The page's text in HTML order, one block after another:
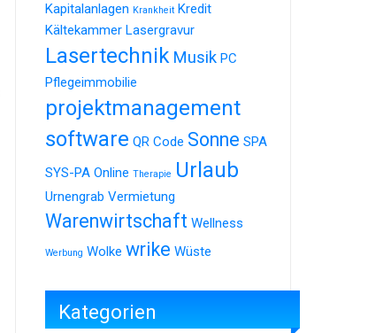
Kapitalanlagen Krankheit Kredit
Kältekammer Lasergravur
Lasertechnik Musik PC
Pflegeimmobilie
projektmanagement
software QR Code Sonne SPA
SYS-PA Online Therapie Urlaub
Urnengrab Vermietung
Warenwirtschaft Wellness
Werbung Wolke wrike Wüste
Kategorien